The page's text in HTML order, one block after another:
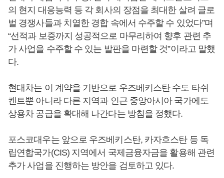
의 현지 대응능력 등 각 회사의 장점을 최대한 살려 글로
벌 경쟁사들과 치열한 경합 속에서 수주할 수 있었다”며
“선적과 보증까지 성공적으로 마무리하여 향후 관련 추
가 사업을 수주할 수 있는 발판을 마련할 것”이라고 말했
다.
현대차는 이 계약을 기반으로 우즈베키스탄 수도 타쉬
켄트뿐 아니라 다른 지역과 인근 중앙아시아 국가에도
상용차 공급을 확대해 나간다는 방침을 정했다.
포스코대우는 앞으로 우즈베키스탄, 카자흐스탄 등 독
립연합국가(CIS) 지역에서 국제금융자금을 활용해 관련
추가 사업을 진행하는 방안을 검토하고 있다.